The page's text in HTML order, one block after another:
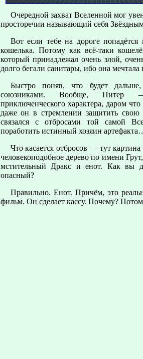
Очередной захват Вселенной мог
просторечии называющий себя
Вот если тебе на дороге
кошелька. Потому как всё-таки
который принадлежал очень злой,
долго бегали санитары, ибо она
Быстро поняв, что будет
союзниками. Вообще, Питер —
приключенческого характера, даром
даже он в стремлении защитить
связался с отбросами той самой
поработить истинный хозяин
Что касается отбросов — тут
человекоподобное дерево по имени
мстительный Дракс и енот. Как вы
опасный?
Правильно. Енот. Причём, это
фильм. Он сделает кассу. Почему?